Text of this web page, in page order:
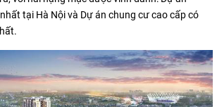
tại Hà Nội và Dự án chung cư cao cấp có